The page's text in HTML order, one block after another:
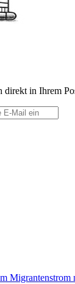
in Ihrem
Migrantenstrom